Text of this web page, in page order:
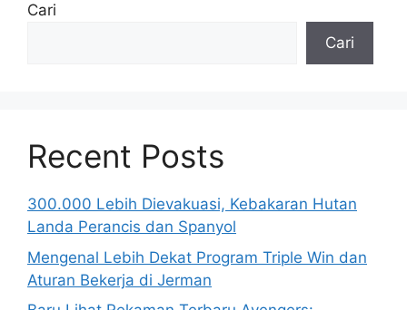
Cari
Cari
Recent Posts
300.000 Lebih Dievakuasi, Kebakaran Hutan
Landa Perancis dan Spanyol
Mengenal Lebih Dekat Program Triple Win dan
Aturan Bekerja di Jerman